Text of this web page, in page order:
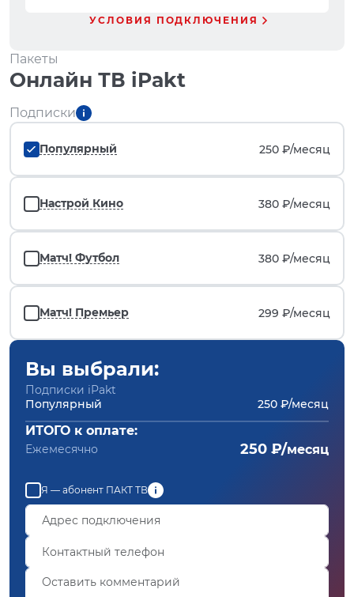
УСЛОВИЯ ПОДКЛЮЧЕНИЯ
Пакеты
Онлайн ТВ iPakt
Подписки
Популярный 250 ₽/месяц
Настрой Кино 380 ₽/месяц
Матч! Футбол 380 ₽/месяц
Матч! Премьер 299 ₽/месяц
Вы выбрали:
Подписки iPakt
Популярный
250 ₽/месяц
ИТОГО к оплате:
Ежемесячно 250 ₽/месяц
Я — абонент ПАКТ ТВ